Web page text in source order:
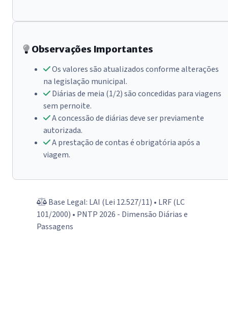
Observações Importantes
Os valores são atualizados conforme alterações
na legislação municipal.
Diárias de meia (1/2) são concedidas para viagens
sem pernoite.
A concessão de diárias deve ser previamente
autorizada.
A prestação de contas é obrigatória após a
viagem.
Base Legal: LAI (Lei 12.527/11) • LRF (LC
101/2000) • PNTP 2026 - Dimensão Diárias e
Passagens